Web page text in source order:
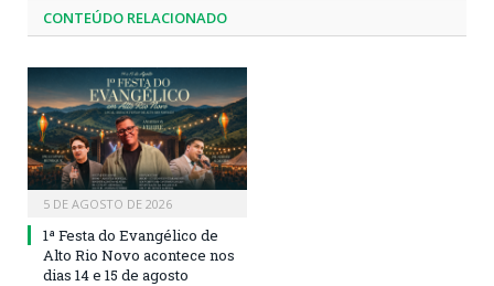
CONTEÚDO RELACIONADO
5 DE AGOSTO DE 2026
1ª Festa do Evangélico de
Alto Rio Novo acontece nos
dias 14 e 15 de agosto